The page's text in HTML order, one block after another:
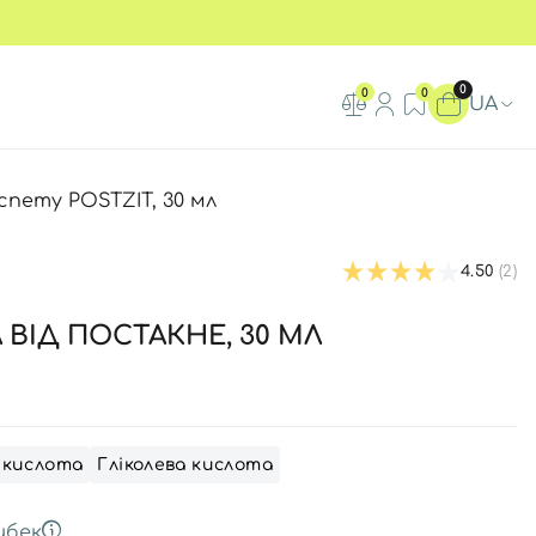
0 0 0
UA
POSTZIT, 30 мл
4.50 (2)
ПОСТАКНЕ, 30 МЛ
кислота Гліколева кислота